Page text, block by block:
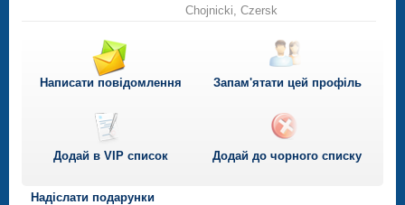
Chojnicki, Czersk
Написати повідомлення Запам'ятати цей профіль
Додай в VIP список Додай до чорного списку
Надіслати подарунки